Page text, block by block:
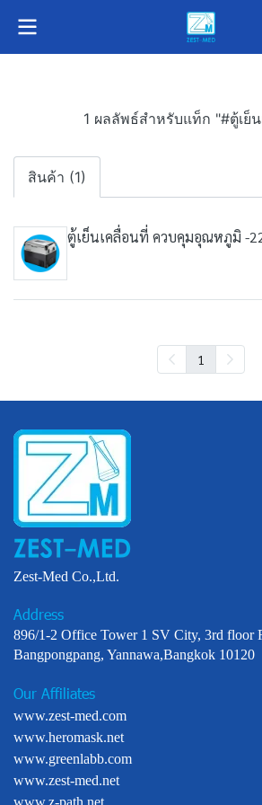
1 ผลลัพธ์สำหรับแท็ก "#ตู้เย็
สินค้า (1)
ตู้เย็นเคลื่อนที่ ควบคุมอุณหภูมิ -
1
Zest-Med Co.,Ltd.
Address
896/1-2 Office Tower 1 SV City, 3rd floor
Bangpongpang, Yannawa,Bangkok 10120
Our Affiliates
www.zest-med.com
www.heromask.net
www.greenlabb.com
www.zest-med.net
www.z-path.net